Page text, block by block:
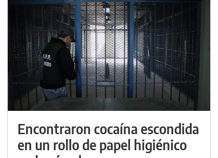
Encontraron cocaína escondida
en un rollo de papel higiénico